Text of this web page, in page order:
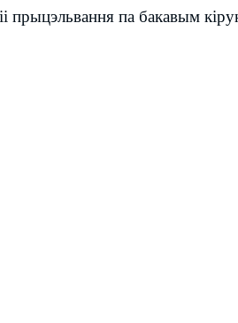
прыцэльвання па бакавым